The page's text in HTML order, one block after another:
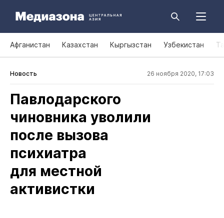
Афганистан Казахстан Кыргызстан Узбекистан
Новость 26 ноября 2020, 17:03
Павлодарского
чиновника уволили
после вызова
психиатра
для местной
активистки